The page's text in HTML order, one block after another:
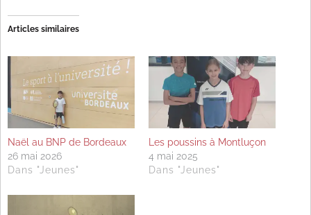
Articles similaires
Naël au BNP de Bordeaux
26 mai 2026
Dans "Jeunes"
Les poussins à Montluçon
4 mai 2025
Dans "Jeunes"